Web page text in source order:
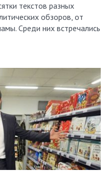
текстов разных
обзоров, от
Среди них встречались